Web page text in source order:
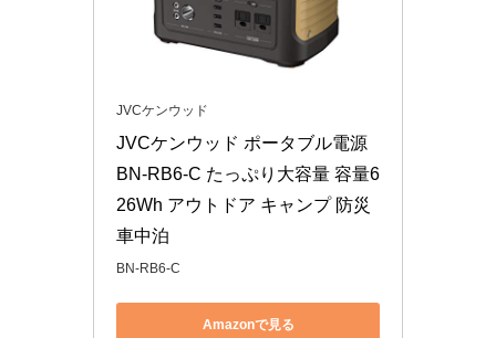
JVCケンウッド
JVCケンウッド ポータブル電源
BN-RB6-C たっぷり大容量 容量6
26Wh アウトドア キャンプ 防災
車中泊
BN-RB6-C
Amazonで見る